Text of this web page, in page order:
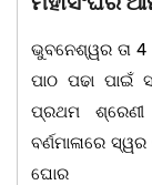
ଅଧିକାରୀ ମାନେ
ବିଭିନ୍ନ ଘଟଣାର
ମାତ୍ରେ ତଦନ୍ତ
ଉଦାହରଣ
୦୪.୦୮.୨୦୨୬